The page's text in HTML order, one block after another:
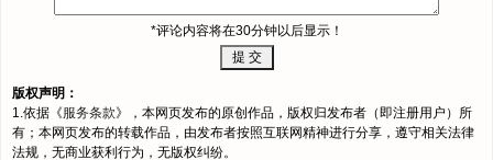
*评论内容将在30分钟以后显示！
版权声明：
1.依据《服务条款》，本网页发布的原创作品，版权归发布者（即注册用户）所
有；本网页发布的转载作品，由发布者按照互联网精神进行分享，遵守相关法律
法规，无商业获利行为，无版权纠纷。